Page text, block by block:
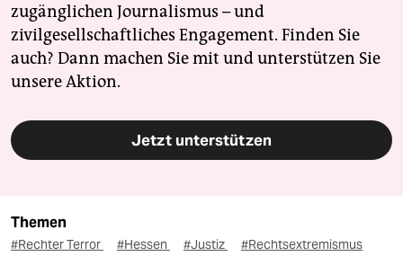
zugänglichen Journalismus – und
zivilgesellschaftliches Engagement. Finden Sie
auch? Dann machen Sie mit und unterstützen Sie
unsere Aktion.
Jetzt unterstützen
Themen
#Rechter Terror #Hessen #Justiz #Rechtsextremismus